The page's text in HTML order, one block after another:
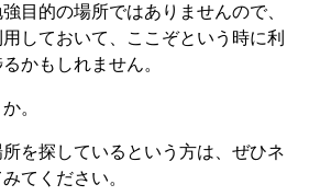
目的の場所ではありませんので、
しておいて、ここぞという時に利
かもしれません。
。
を探しているという方は、ぜひネ
てください。